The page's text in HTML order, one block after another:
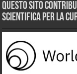
Questo sito
scientifica per la